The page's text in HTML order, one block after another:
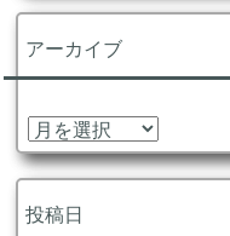
ゴ
ー
アーカイブ
ア
ー
カ
イ
ブ
投稿日